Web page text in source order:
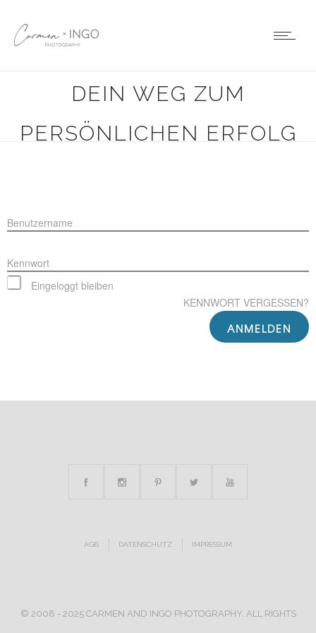
PHOTOADVENTURE 2018 –
DEIN WEG ZUM
PERSÖNLICHEN ERFOLG
Benutzername
Kennwort
Eingeloggt bleiben
KENNWORT VERGESSEN?
AGB DATENSCHUTZ IMPRESSUM
© 2008 - 2025 CARMEN AND INGO PHOTOGRAPHY. ALL RIGHTS